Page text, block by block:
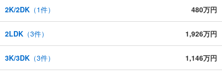
2K/2DK （1件） 480万円
2LDK （3件） 1,926万円
3K/3DK （3件） 1,146万円